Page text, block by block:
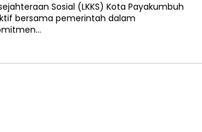
Sosial (LKKS) Kota Payakumbuh
bersama pemerintah dalam